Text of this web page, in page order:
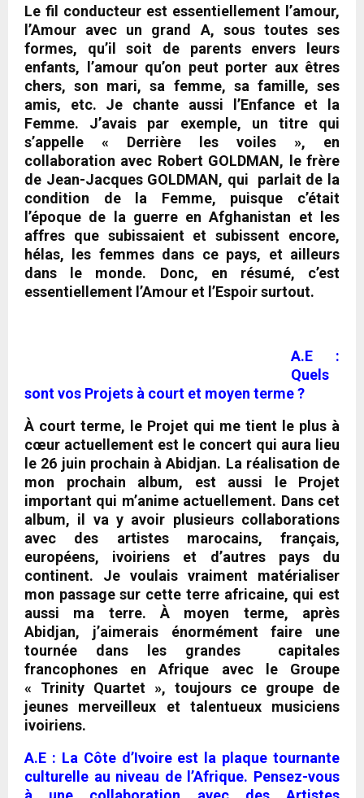
Le fil conducteur est essentiellement l’amour,
l’Amour avec un grand A, sous toutes ses
formes, qu’il soit de parents envers leurs
enfants, l’amour qu’on peut porter aux êtres
chers, son mari, sa femme, sa famille, ses
amis, etc. Je chante aussi l’Enfance et la
Femme. J’avais par exemple, un titre qui
s’appelle « Derrière les voiles », en
collaboration avec Robert GOLDMAN, le frère
de Jean-Jacques GOLDMAN, qui parlait de la
condition de la Femme, puisque c’était
l’époque de la guerre en Afghanistan et les
affres que subissaient et subissent encore,
hélas, les femmes dans ce pays, et ailleurs
dans le monde. Donc, en résumé, c’est
essentiellement l’Amour et l’Espoir surtout.
A.E :
Quels
sont vos Projets à court et moyen terme ?
À court terme,
le Projet qui me tient le plus à
cœur actuellement est le concert qui aura lieu
le 26 juin prochain à Abidjan. La réalisation de
mon prochain album, est aussi le Projet
important qui m’anime actuellement. Dans cet
album, il va y avoir plusieurs collaborations
avec des artistes marocains, français,
européens, ivoiriens et d’autres pays du
continent. Je voulais vraiment matérialiser
mon passage sur cette terre africaine, qui est
aussi ma terre. À moyen terme, après
Abidjan, j’aimerais énormément faire une
tournée dans les grandes capitales
francophones en Afrique avec le Groupe
« Trinity Quartet », toujours ce groupe de
jeunes merveilleux et talentueux musiciens
ivoiriens.
A.E : La Côte d’Ivoire est la plaque tournante
culturelle au niveau de l’Afrique. Pensez-vous